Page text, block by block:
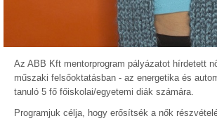
Az ABB Kft mentorprogram pályázatot hírdetett
műszaki felsőoktatásban - az energetika és
tanuló 5 fő főiskolai/egyetemi diák számára.
Programjuk célja, hogy erősítsék a nők